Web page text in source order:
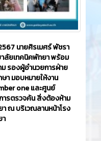
นายศิรเมศร์ พัชรา
ลัยเทคนิคพัทยา พร้อม
รองผู้อำนวยการฝ่าย
า มอบหมายให้งาน
one และศูนย์
รตรวจค้น สิ่งต้องห้าม
ณ บริเวณลานหน้าโรง